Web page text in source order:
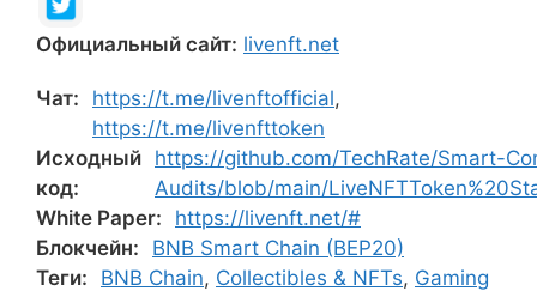
Официальный сайт: livenft.net
Чат: https://t.me/livenftofficial,
https://t.me/livenfttoken
Исходный
код:
https://github.com/TechRate/Smart-
Audits/blob/main/
White Paper:
https://livenft.net/#
Блокчейн:
BNB Smart Chain (BEP20)
Теги:
BNB Chain, Collectibles & NFTs, Gaming